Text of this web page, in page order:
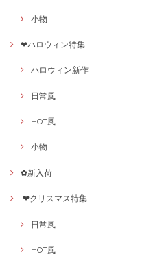
小物
❤ハロウィン特集
ハロウィン新作
日常風
HOT風
小物
✿新入荷
❤クリスマス特集
日常風
HOT風